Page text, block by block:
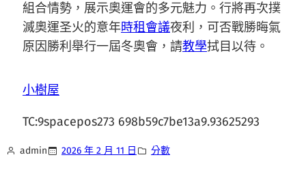
組合情勢，展示奧運會的多元魅力。行將再次撲
滅奧運圣火的意年時租會議夜利，可否戰勝晦氣
原因勝利舉行一屆冬奧會，請教學拭目以待。
小樹屋
TC:9spacepos273 698b59c7be13a9.93625293
admin 2026 年 2 月 11 日 分數